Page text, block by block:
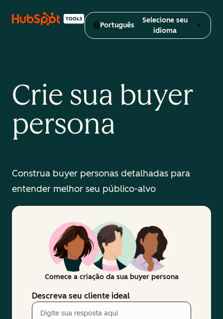
Português
Selecione seu
idioma
Crie sua buyer
persona
Construa buyer personas detalhadas para
entender melhor seu público-alvo
Comece a criação da sua buyer persona
Descreva seu cliente ideal